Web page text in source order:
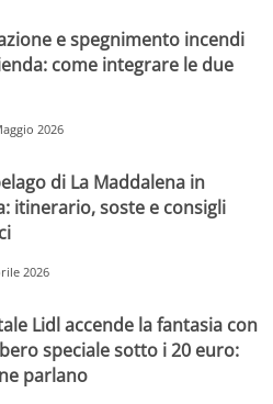
e spegnimento incendi
come integrare le due
2026
di La Maddalena in
itinerario, soste e consigli
2026
Lidl accende la fantasia con
speciale sotto i 20 euro:
parlano